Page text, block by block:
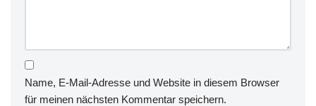
Name, E-Mail-Adresse und Website in diesem Browser
für meinen nächsten Kommentar speichern.